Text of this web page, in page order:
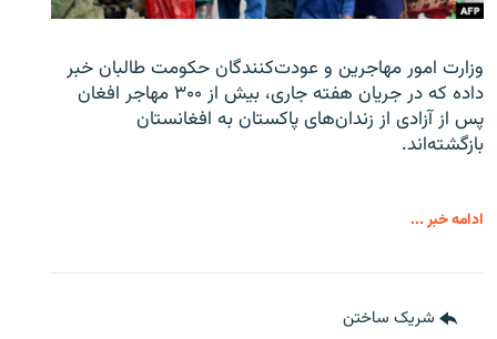
وزارت امور مهاجرین و عودت‌کنندگان حکومت طالبان خبر
داده که در جریان هفته جاری، بیش از ۳۰۰ مهاجر افغان
پس از آزادی از زندان‌های پاکستان به افغانستان
بازگشته‌اند.
ادامه خبر ...
شریک ساختن